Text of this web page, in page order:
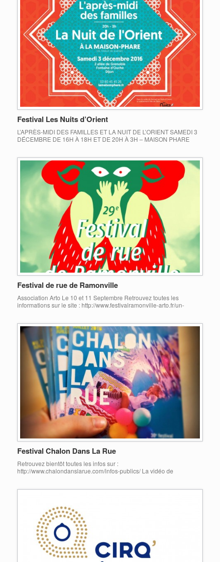
Festival Les Nuits d’Orient
L’APRÈS-MIDI DES FAMILLES ET LA NUIT DE L’ORIENT SAMEDI 3
DÉCEMBRE DE 16H À 18H ET DE 20H À 3H – MAISON PHARE
d’Ouche afin que se croisent les disciplines, les artistes et […]
Festival de rue de Ramonville
Association Arto Le 10 et 11 Septembre Retrouvez toutes les
informations sur le site : http://www.festivalramonville-arto.fr/un-
Festival Chalon Dans La Rue
Retrouvez bientôt toutes les infos sur :
http://www.chalondanslarue.com/infos-publics/ La vidéo de